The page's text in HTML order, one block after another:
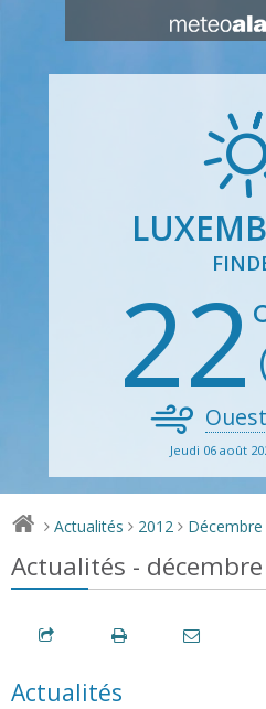
22
Ouest
Jeudi 06 août
> Actualités > 2012 > Décembre
Actualités -
Actualités